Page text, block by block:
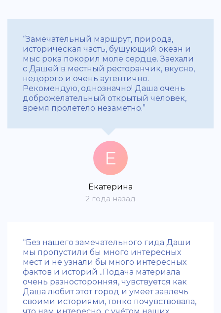
“Замечательный маршрут, природа,
историческая часть, бушующий океан и
мыс рока покорил моле сердце. Заехали
с Дашей в местный ресторанчик, вкусно,
недорого и очень аутентично.
Рекомендую, однозначно! Даша очень
доброжелательный открытый человек,
время пролетело незаметно.”
Е
Екатерина
2 года назад
“Без нашего замечательного гида Даши
мы пропустили бы много интересных
мест и не узнали бы много интересных
фактов и историй ..Подача материала
очень разносторонняя, чувствуется как
Даша любит этот город и умеет завлечь
своими историями, тонко почувствовала,
что нам интересно, с учётом наших